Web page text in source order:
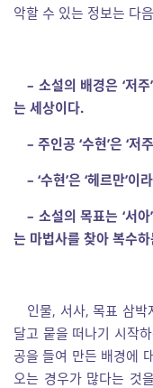
악할 수 있는 정보는 다
– 소설의 배경은‘저주’
는 세상이다.
– 주인공 ‘수현’은 ‘저주
– ‘수현’은 ‘헤르만’이
– 소설의 목표는‘서아’
는 마법사를 찾아 복수
인물, 서사, 목표 삼
달고 뭍을 떠나기 시작
공을 들여 만든 배경에
오는 경우가 많다는 것